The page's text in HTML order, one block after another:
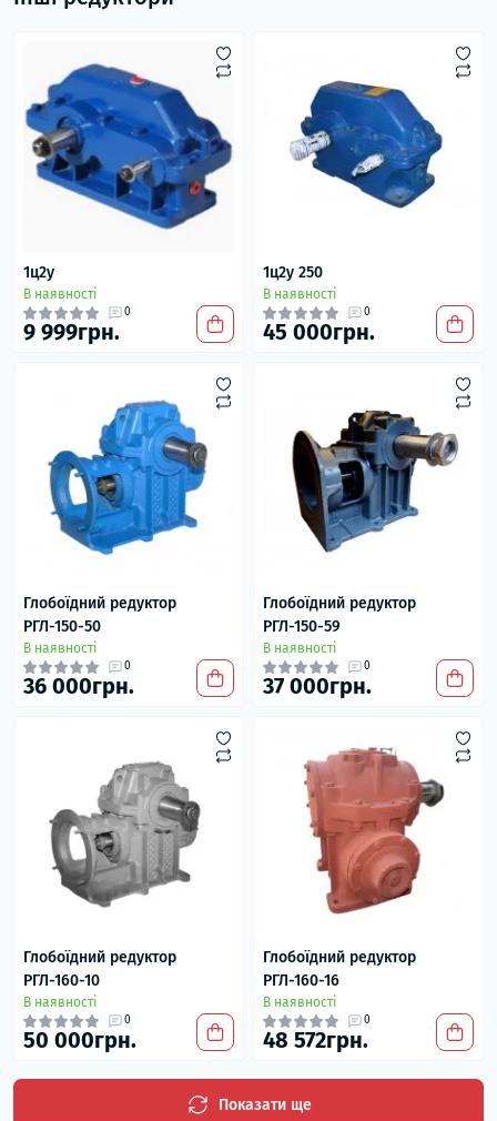
1ц2у
В наявності
0
9 999грн.
1ц2у 250
В наявності
0
45 000грн.
Глобоїдний редуктор
РГЛ-150-50
В наявності
0
36 000грн.
Глобоїдний редуктор
РГЛ-150-59
В наявності
0
37 000грн.
Глобоїдний редуктор
РГЛ-160-10
В наявності
0
50 000грн.
Глобоїдний редуктор
РГЛ-160-16
В наявності
0
48 572грн.
Показати ще